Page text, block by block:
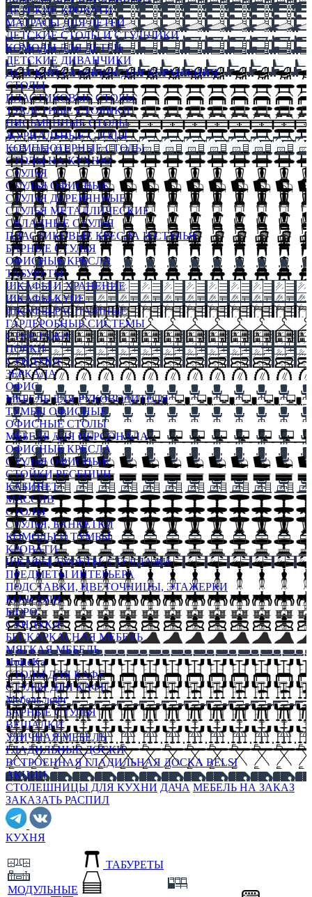
ДЕТСКИЕ КРОВАТИ
МАТРАСЫ ДЛЯ ДЕТЕЙ
ДЕТСКИЕ СТОЛЫ И СТУЛЬЧИКИ
КОМОДЫ ДЛЯ ДЕТЕЙ
ДЕТСКИЕ ДИВАНЧИКИ
ДЕТСКИЙ СТУЛЬЧИК ДЛЯ КОРМЛЕНИЯ
СТОЛЫ
ПЛАСТИКОВЫЕ СТОЛЫ
ТУАЛЕТНЫЕ СТОЛИКИ
ПИСЬМЕННЫЕ СТОЛЫ
ЖУРНАЛЬНЫЕ СТОЛЫ
КОМПЬЮТЕРНЫЕ СТОЛЫ
СТОЛЫ НА КУХНЮ
СТУЛЬЯ
СТУЛЬЯ ОФИСНЫЕ
СТУЛЬЯ ДЕРЕВЯННЫЕ
СТУЛЬЯ МЕТАЛЛИЧЕСКИЕ
СКЛАДНЫЕ СТУЛЬЯ
ПЛАСТИКОВЫЕ КРЕСЛА И СТУЛЬЯ
БАРНЫЕ СТУЛЬЯ
ОФИСНЫЕ КРЕСЛА
ТАБУРЕТЫ
ШКАФЫ И ХРАНЕНИЕ
ШКАФЫ-КУПЕ
ШКАФЫ-РАСПАШНЫЕ
ГАРДЕРОБНЫЕ СИСТЕМЫ
СТЕЛЛАЖИ
ПОЛКИ
СУНДУКИ
ЗЕРКАЛА
ОФИС
МЕБЕЛЬ ДЛЯ РУКОВОДИТЕЛЯ
ТУМБЫ ОФИСНЫЕ
ОФИСНЫЕ СТОЛЫ
МЕБЕЛЬ ДЛЯ ПЕРСОНАЛА
ОФИСНЫЕ КРЕСЛА
СТУЛЬЯ ОФИСНЫЕ
СТОЙКИ РЕСЕПШН
КАБИНЕТ
МАССИВ
СТОЛЫ
СТУЛЬЯ, БАНКЕТКИ
КОМОДЫ И ТУМБЫ
КРОВАТИ
ШКАФЫ, БУФЕТЫ, СТЕЛЛАЖИ
ПРЕДМЕТЫ ИНТЕРЬЕРА
ПОДСТАВКИ, ЦВЕТОЧНИЦЫ, ЭТАЖЕРКИ
КОНСОЛИ
БЮРО
СУНДУКИ
БЕСКАРКАСНАЯ МЕБЕЛЬ
МЯГКАЯ МЕБЕЛЬ
HoReKa
СТОЛЫ ДЛЯ КАФЕ
СТУЛЬЯ ДЛЯ КАФЕ
Мебель лофт
БАРНЫЕ СТУЛЬЯ
ВЕШАЛКИ
УЛИЧНАЯ МЕБЕЛЬ
ГЛАДИЛЬНЫЕ ДОСКИ
ВСТРОЕННАЯ ГЛАДИЛЬНАЯ ДОСКА BELSI
АКЦИИ
СТОЛЕШНИЦЫ ДЛЯ КУХНИ ДАЧА МЕБЕЛЬ НА ЗАКАЗ
ЗАКАЗАТЬ РАСПИЛ
КУХНЯ
МОДУЛЬНЫЕ
ТАБУРЕТЫ